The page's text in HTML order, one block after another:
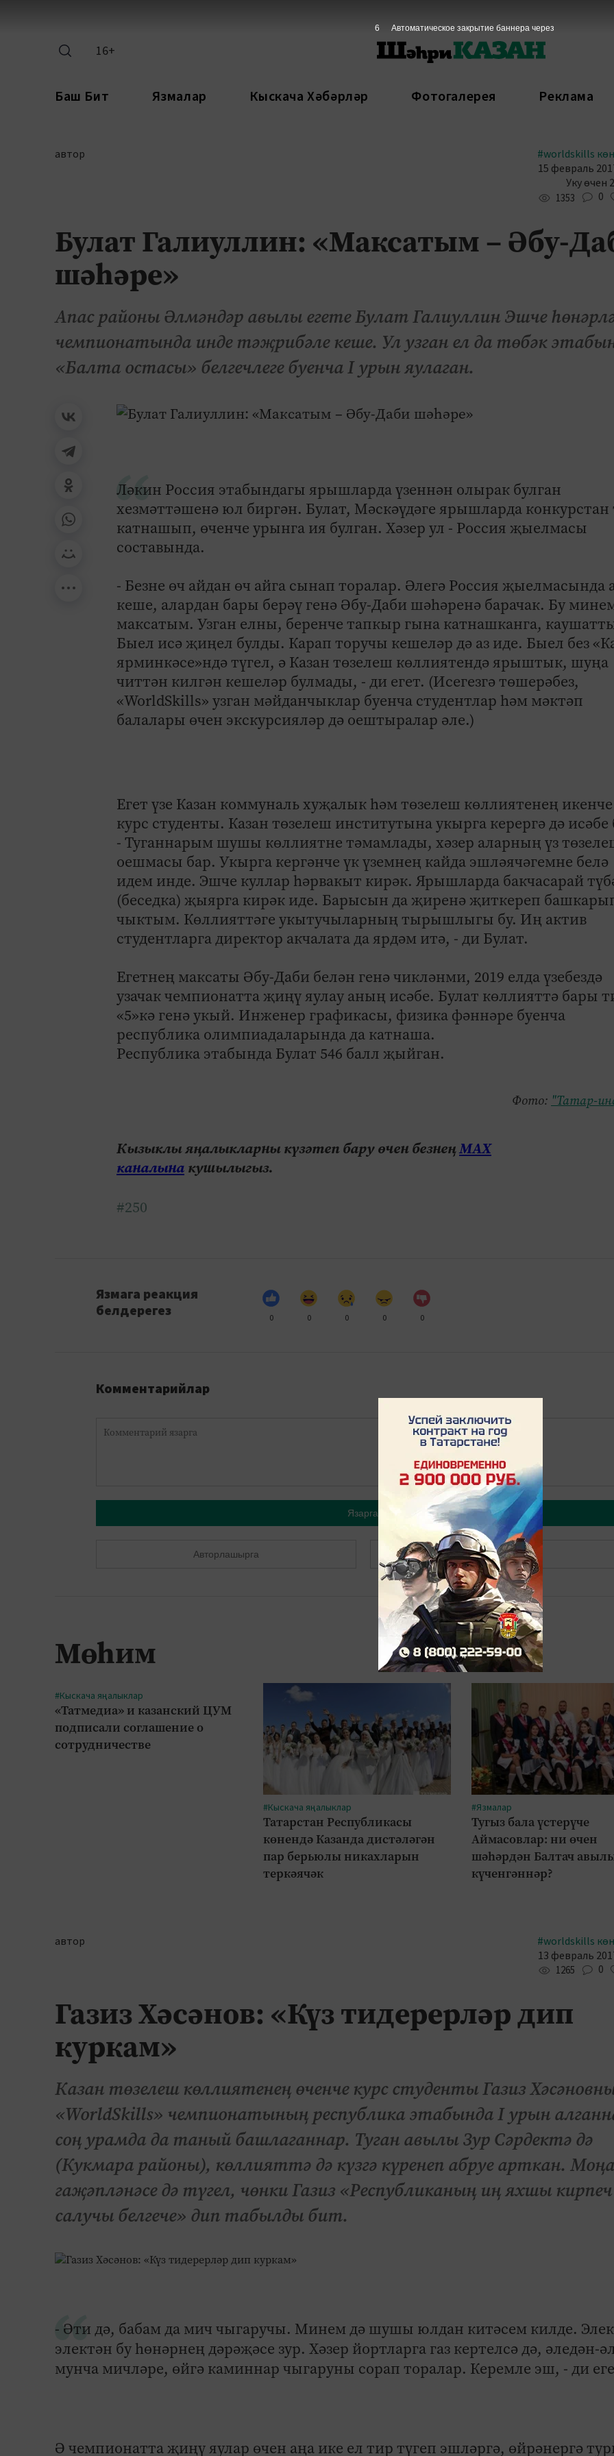
16+
Баш Бит Язмалар Кыскача Хәбәрләр Фотогалерея Реклама
автор
#worldskills
15 февраль
Уку өчен
1353 0
Булат Галиуллин: «Максатым – Әбу-
шәһәре»
Апас районы Әлмәндәр авылы егете Булат Галиуллин Эшче
чемпионатында инде тәҗрибәле кеше. Ул узган ел да төбәк
«Балта остасы» белгечлеге буенча I урын яулаган.
Ләкин Россия этабындагы ярышларда үзеннән олырак булган
хезмәттәшенә юл биргән. Булат, Мәскәүдәге ярышларда
катнашып, өченче урынга ия булган. Хәзер ул - Россия җыелмасы
составында.
- Безне өч айдан өч айга сынап тора­лар. Әлегә Россия җыелмасында
кеше, алардан бары берәү генә Әбу-Даби шәһәренә барачак. Бу
максатым. Узган елны, беренче тапкыр гына катнашканга,
Быел исә җиңел булды. Карап торучы кешеләр дә аз иде. Быел без
ярминкәсе»ндә түгел, ә Казан төзелеш көллиятендә ярыштык, шуңа
читтән килгән кешеләр булмады, - ди егет. (Исегезгә төшерәбез,
«WorldSkills» узган мәйданчыклар буенча студентлар һәм мәктәп
балалары өчен экскурсияләр дә оештыралар әле.)
Егет үзе Казан коммуналь хуҗалык һәм төзелеш көллиятенең икенче
курс студенты. Казан төзелеш институтына укырга керергә дә исәбе
- Туганнарым шушы көллиятне тәмамлады, хәзер аларның үз
оешмасы бар. Укырга кергәнче үк үземнең кайда эшләячәгемне белә
идем инде. Эшче куллар һәрвакыт кирәк. Ярышларда бакчасарай
(беседка) җыярга кирәк иде. Барысын да җиренә җиткереп
чыктым. Көллияттәге укытучыларның ­тырышлыгы бу. Иң актив
студентларга ­директор акчалата да ярдәм итә, - ди Булат.
Егетнең максаты Әбу-Даби белән генә чикләнми, 2019 елда үзебездә
узачак чемпионатта җиңү яулау аның исәбе. Булат көллияттә бары
«5»кә генә укый. Инженер графикасы, физика фәннәре буенча
республика олимпиадаларында да катнаша.
Республика этабында Булат 546 балл җыйган.
Фото: "Татар-
Кызыклы яңалыкларны күзәтеп бару өчен безнеңМАХ
каналына кушылыгыз.
#250
Язмага реакция
белдерегез
0 0 0 0 0
Комментарийлар
Язарга
Авторлашырга Теркәлергә
Мөһим
#Кыскача яңалыклар
«Татмедиа» и казанский ЦУМ
подписали соглашение о
сотрудничестве
#Кыскача яңалыклар
Татарстан Республикасы
көнендә Казанда дистәләгән
пар берьюлы никахларын
теркәячәк
#Язмалар
Тугыз бала үстерүче
Аймасовлар: ни өчен
шәһәрдән Балтач
күченгәннәр?
автор
#worldskills
13 февраль
1265 0
Газиз Хәсәнов: «Күз тидерерләр дип
куркам»
Казан төзелеш көллиятенең өченче курс студенты Газиз
«WorldSkills» чемпионатының республика этабында I урын
соң урамда да таный башлаганнар. Туган авылы Зур Сәрдектә дә
(Кукмара районы), көллияттә дә күзгә күренеп абруе арткан. Моңа
гаҗәпләнәсе дә түгел, чөнки Газиз «Респуб­ликаның иң яхшы кирпеч
салучы белгече» дип табылды бит.
- Әти дә, бабам да мич чыгаручы. Минем дә шушы юлдан китәсем килде.
электән бу һөнәрнең дәрәҗәсе зур. Хәзер йортларга газ кертелсә дә, әледән-
мунча мичләре, өйгә каминнар чыгаруны сорап торалар. Керемле эш, - ди
Ә чемпионатта җиңү ­яулар өчен аңа ике ел тир түгеп эш­ләргә, өйрәнергә
5 Автоматическое закрытие баннера через